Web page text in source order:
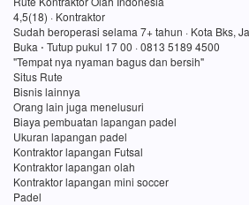
4,5(18) · Kontraktor
Sudah beroperasi selama 7+ tahun · Kota Bks,
Buka ⋅ Tutup pukul 17 00 · 0813 5189 4500
"Tempat nya nyaman bagus dan bersih"
Situs Rute
Bisnis lainnya
Orang lain juga menelusuri
Biaya pembuatan lapangan padel
Ukuran lapangan padel
Kontraktor lapangan Futsal
Kontraktor lapangan olah
Kontraktor lapangan mini soccer
Padel